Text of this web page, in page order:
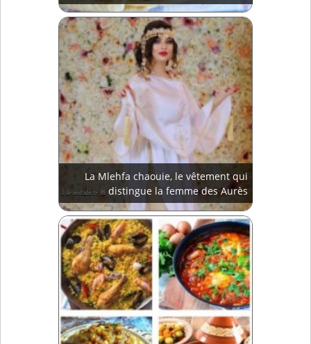
La Mlehfa chaouie, le vêtement qui
distingue la femme des Aurès